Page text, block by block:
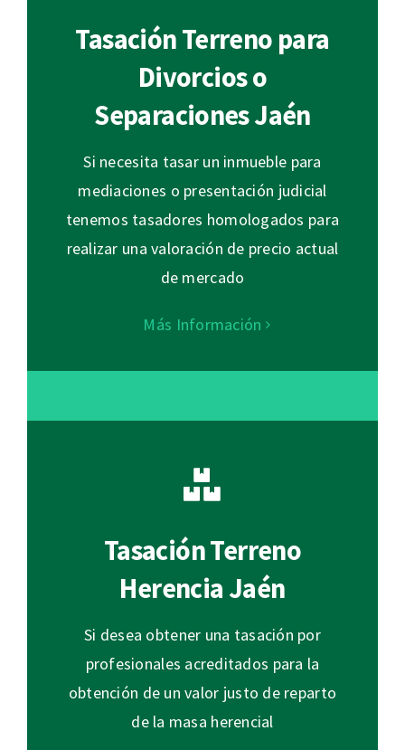
Tasación Terreno para
Divorcios o
Separaciones Jaén
Si necesita tasar un inmueble para
mediaciones o presentación judicial
tenemos tasadores homologados para
realizar una valoración de precio actual
de mercado
Más Información
Tasación Terreno
Herencia Jaén
Si desea obtener una tasación por
profesionales acreditados para la
obtención de un valor justo de reparto
de la masa herencial